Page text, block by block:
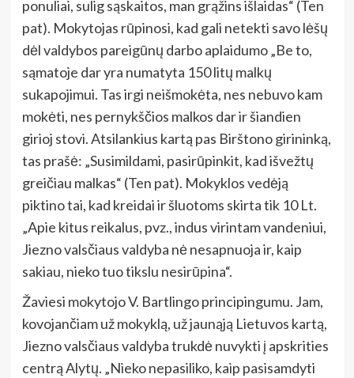
ponuliai, sulig sąskaitos, man grąžins išlaidas“ (Ten
pat). Mokytojas rūpinosi, kad gali netekti savo lėšų
dėl valdybos pareigūnų darbo aplaidumo „Be to,
sąmatoje dar yra numatyta 150 litų malkų
sukapojimui. Tas irgi neišmokėta, nes nebuvo kam
mokėti, nes pernykščios malkos dar ir šiandien
girioj stovi. Atsilankius kartą pas Birštono girininką,
tas prašė: „Susimildami, pasirūpinkit, kad išvežtų
greičiau malkas“ (Ten pat). Mokyklos vedėją
piktino tai, kad kreidai ir šluotoms skirta tik 10 Lt.
„Apie kitus reikalus, pvz., indus virintam vandeniui,
Jiezno valsčiaus valdyba nė nesapnuoja ir, kaip
sakiau, nieko tuo tikslu nesirūpina“.
Žaviesi mokytojo V. Bartlingo principingumu. Jam,
kovojančiam už mokyklą, už jaunąją Lietuvos kartą,
Jiezno valsčiaus valdyba trukdė nuvykti į apskrities
centrą Alytų. „Nieko nepasiliko, kaip pasisamdyti